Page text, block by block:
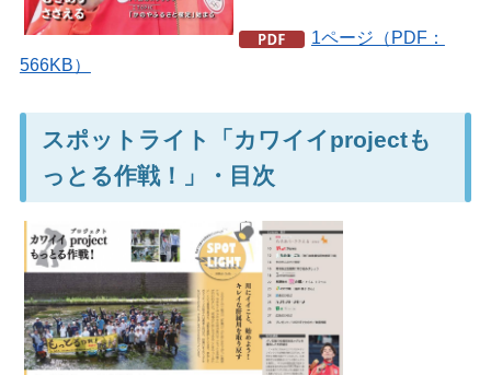
1ページ（PDF：
566KB）
スポットライト「カワイイprojectも
っとる作戦！」・目次